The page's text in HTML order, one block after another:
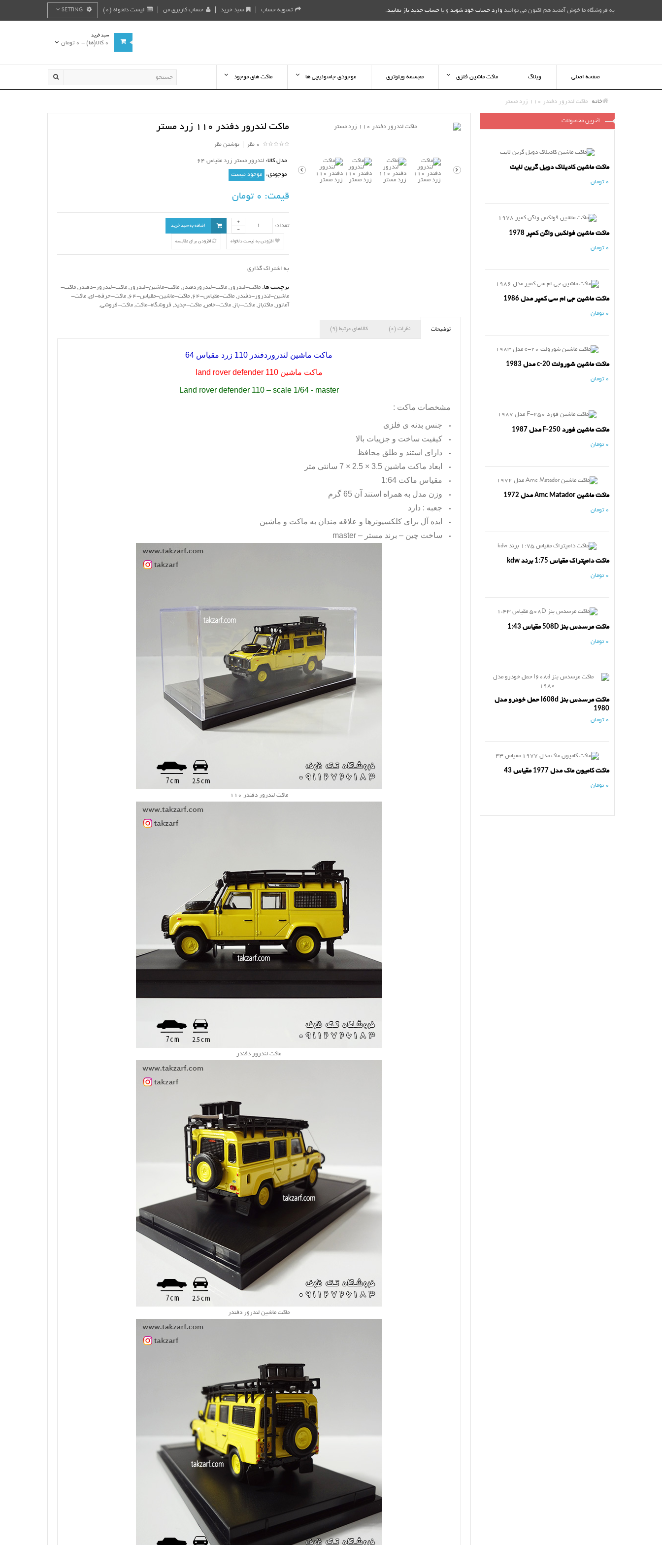
به فروشگاه ما خوش آمدید هم اکنون می توانید وارد حساب خود شوید و یا حساب جدید باز نمایید. لیست دلخواه (0) حساب کاربری من سبد خرید تسویه حساب SETTING
سبد خرید
0 کالا(ها) - 0 تومان
صفحه اصلی وبلاگ ماکت ماشین فلزی مجسمه ویلوتری موجودی جاسوئیچی ها ماکت های موجود
خانه ماکت لندرور دفندر 110 زرد مستر
آخرین محصولات
ماکت ماشین کادیلاک دویل گرین لایت
0 تومان
ماکت ماشین فولکس واگن کمپر 1978
0 تومان
ماکت ماشین جی ام سی کمپر مدل 1986
0 تومان
ماکت ماشین شورولت c-20 مدل 1983
0 تومان
ماکت ماشین فورد F-250 مدل 1987
0 تومان
ماکت ماشین Amc Matador مدل 1972
0 تومان
ماکت دامپتراک مقیاس 1:75 برند kdw
0 تومان
ماکت مرسدس بنز 508D مقیاس 1:43
0 تومان
ماکت مرسدس بنز l608d حمل خودرو مدل
1980
0 تومان
ماکت کامیون ماک مدل 1977 مقیاس 43
0 تومان
ماکت لندرور دفندر 110 زرد مستر
0 نظر |نوشتن نظر
مدل کالا: لندرور مستر زرد مقیاس 64
موجودی: موجود نیست
قیمت:
تعداد: اضافه به سبد خرید
افزودن به لیست دلخواه افزودن برای مقایسه
به اشتراک گذاری
برچسب ها: ماکت-لندرور,ماکت-لندروردفندر,ماکت-ماشین-لندرور,ماکت-لندرور-دفندر,ماکت-
ماشین-لندرور-دفندر,ماکت-مقیاس-64 ,ماکت-ماشین-مقیاس-64 ,ماکت-حرفه-ای,ماکت-
آماتور,ماکتباز,ماکت-باز,ماکت-خاص,ماکت-جدید, فروشگاه-ماکت,ماکت-فروشی,
توضیحات نظرات (0) کالاهای مرتبط (9)
ماکت ماشین لندروردفندر 110 زرد مقیاس 64
ماکت ماشینland rover defender 110
Land rover defender 110 – scale 1/64 - master
مشخصات ماکت :
جنس بدنه ی فلزی
کیفیت ساخت و جزییات بالا
دارای استند و طلق محافظ
ابعاد ماکت ماشین 3.5 × 2.5 × 7 سانتی متر
مقیاس ماکت 1:64
وزن مدل به همراه استند آن 65 گرم
جعبه : دارد
ایده آل برای کلکسیونرها و علاقه مندان به ماکت و ماشین
ساخت چین – برند مستر –master
ماکت لندرور دفندر 110
ماکت لندرور دفندر
ماکت ماشین لندرور دفندر